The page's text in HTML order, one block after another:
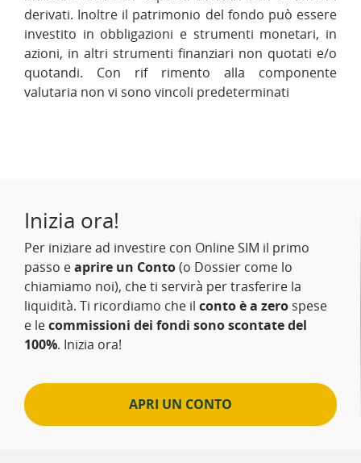
derivati. Inoltre il patrimonio del fondo può essere
investito in obbligazioni e strumenti monetari, in
azioni, in altri strumenti finanziari non quotati e/o
quotandi. Con rif rimento alla componente
valutaria non vi sono vincoli predeterminati
Inizia ora!
Per iniziare ad investire con Online SIM il primo
passo eaprire un Conto(o Dossier come lo
chiamiamo noi), che ti servirà per trasferire la
liquidità. Ti ricordiamo che il conto è a zero spese
e lecommissioni dei fondi sono scontate del
100%. Inizia ora!
APRI UN CONTO